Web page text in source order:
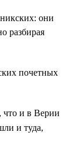
они
разбирая
почетных
что и в Верии
и туда,